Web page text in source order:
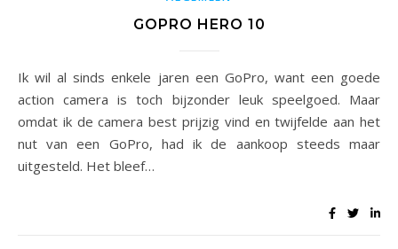
GOPRO HERO 10
Ik wil al sinds enkele jaren een GoPro, want een goede
action camera is toch bijzonder leuk speelgoed. Maar
omdat ik de camera best prijzig vind en twijfelde aan het
nut van een GoPro, had ik de aankoop steeds maar
uitgesteld. Het bleef…